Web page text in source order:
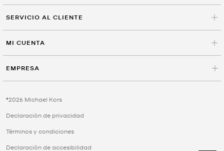
SERVICIO AL CLIENTE
MI CUENTA
EMPRESA
©2026 Michael Kors
Declaración de privacidad
Términos y condiciones
Declaración de accesibilidad